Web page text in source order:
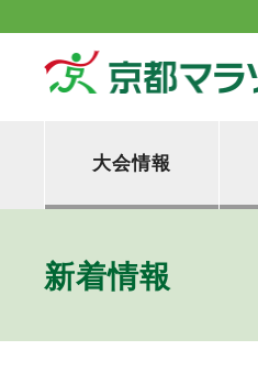
大会情報
新着情報